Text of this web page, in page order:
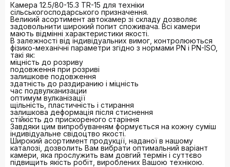
Камера 12.5/80-15.3 TR-15 для техніки
сільськогосподарського призначення.
Великий асортимент автокамер зі складу дозволяє
задовольнити широкий попит споживача. Всі камери
мають відмінні характеристики якості.
В залежності від індивідуальних вимог, контролюються
фізико-механічні параметри згідно з нормами PN і PN-ISO,
такі як:
міцність до розриву
подовження при розриві
залишкове подовження
здатність до раздиранию і міцність
час подвулканизации
оптимум вулканізації
щільність, пластичність і стирання
залишкова деформація після стиснення
стійкість до прискореного старіння
Завдяки цим випробуванням формується на кожну суміш
індивідуальне свідоцтво якості.
Широкий асортимент продукції, наданої в нашому
каталозі, дозволить Вам вибрати оптимальний варіант
камери, яка прослужить вам довгий термін і суттєво
підвищить якість робіт, вироблених Вашою технікою.